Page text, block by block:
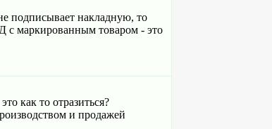
подписывает накладную, то
с маркированным товаром - это
как то отразиться?
и продажей